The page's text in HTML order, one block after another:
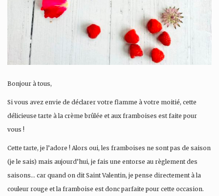
Bonjour à tous,
Si vous avez envie de déclarer votre flamme à votre moitié, cette
délicieuse tarte à la crème brûlée et aux framboises est faite pour
vous !
Cette tarte, je l’adore ! Alors oui, les framboises ne sont pas de saison
(je le sais) mais aujourd’hui, je fais une entorse au règlement des
saisons… car quand on dit Saint Valentin, je pense directement à la
couleur rouge et la framboise est donc parfaite pour cette occasion.